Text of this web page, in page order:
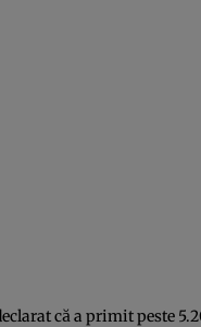
că a primit peste